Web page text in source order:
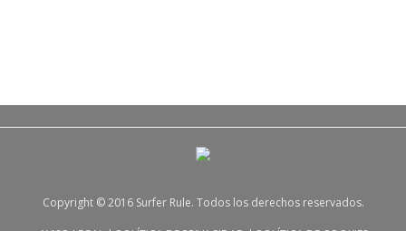
Copyright © 2016 Surfer Rule. Todos los derechos reservados.